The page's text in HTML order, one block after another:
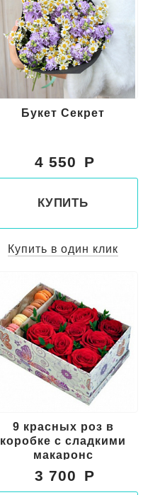
Букет Секрет
4 550
КУПИТЬ
Купить в один клик
9 красных роз в
коробке с сладкими
макаронс
3 700